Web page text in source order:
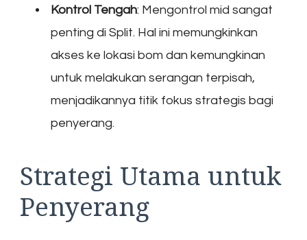
Kontrol Tengah: Mengontrol mid sangat
penting di Split. Hal ini memungkinkan
akses ke lokasi bom dan kemungkinan
untuk melakukan serangan terpisah,
menjadikannya titik fokus strategis bagi
penyerang.
Strategi Utama untuk
Penyerang